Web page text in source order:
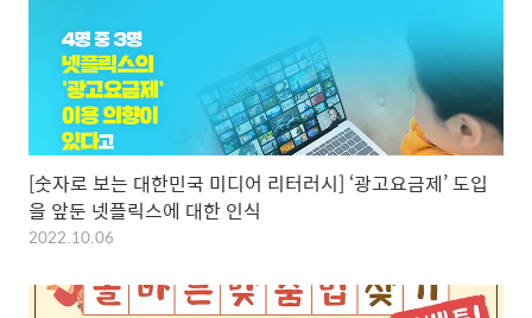
[숫자로 보는 대한민국 미디어 리터러시] ‘광고요금제’ 도입
을 앞둔 넷플릭스에 대한 인식
2022.10.06